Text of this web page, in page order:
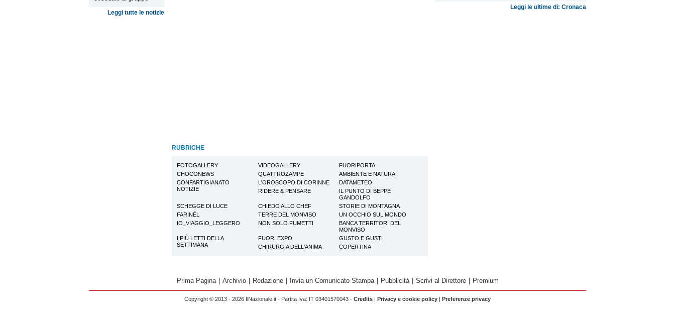
Leggi le ultime di: Cronaca
Leggi tutte le notizie
RUBRICHE
FOTOGALLERY VIDEOGALLERY
FUORIPORTA
CHOCONEWS
QUATTROZAMPE
AMBIENTE E NATURA
CONFARTIGIANATO
NOTIZIE
L'OROSCOPO DI CORINNE
DATAMETEO
RIDERE & PENSARE
IL PUNTO DI BEPPE
GANDOLFO
SCHEGGE DI LUCE
CHIEDO ALLO CHEF
STORIE DI MONTAGNA
FARINÉL
TERRE DEL MONVISO
UN OCCHIO SUL MONDO
IO_VIAGGIO_LEGGERO
NON SOLO FUMETTI
BANCA TERRITORI DEL
MONVISO
I PIÙ LETTI DELLA
SETTIMANA
FUORI EXPO
GUSTO E GUSTI
CHIRURGIA DELL'ANIMA
COPERTINA
Prima Pagina Archivio Redazione Invia un Comunicato Stampa Pubblicità Scrivi al Direttore Premium
Copyright © 2013 - 2026 IlNazionale.it - Partita Iva: IT 03401570043 - Credits | Privacy e cookie policy | Preferenze privacy